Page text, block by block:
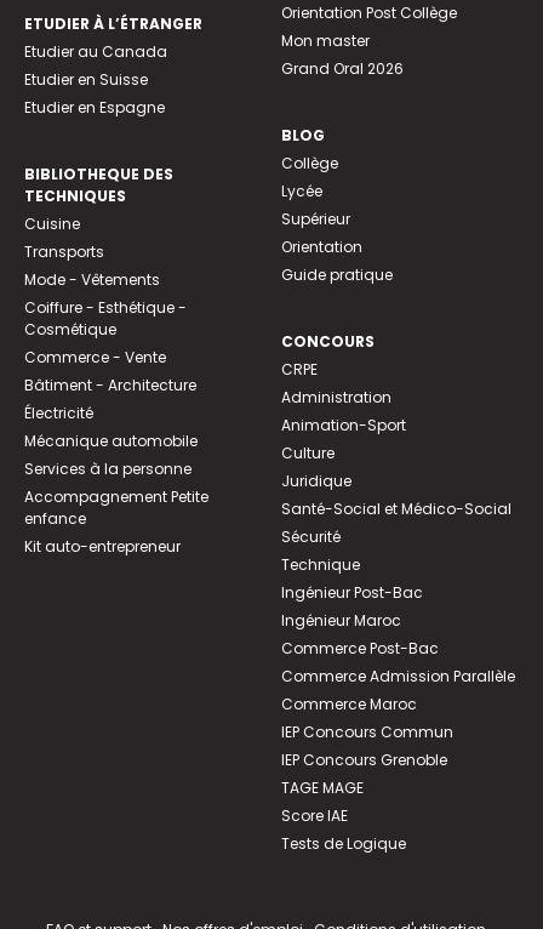
ETUDIER À L’ÉTRANGER
Etudier au Canada
Etudier en Suisse
Etudier en Espagne
BIBLIOTHEQUE DES
TECHNIQUES
Cuisine
Transports
Mode - Vêtements
Coiffure - Esthétique -
Cosmétique
Commerce - Vente
Bâtiment - Architecture
Électricité
Mécanique automobile
Services à la personne
Accompagnement Petite
enfance
Kit auto-entrepreneur
Orientation Post Collège
Mon master
Grand Oral 2026
BLOG
Collège
Lycée
Supérieur
Orientation
Guide pratique
CONCOURS
CRPE
Administration
Animation-Sport
Culture
Juridique
Santé-Social et Médico-Social
Sécurité
Technique
Ingénieur Post-Bac
Ingénieur Maroc
Commerce Post-Bac
Commerce Admission Parallèle
Commerce Maroc
IEP Concours Commun
IEP Concours Grenoble
TAGE MAGE
Score IAE
Tests de Logique